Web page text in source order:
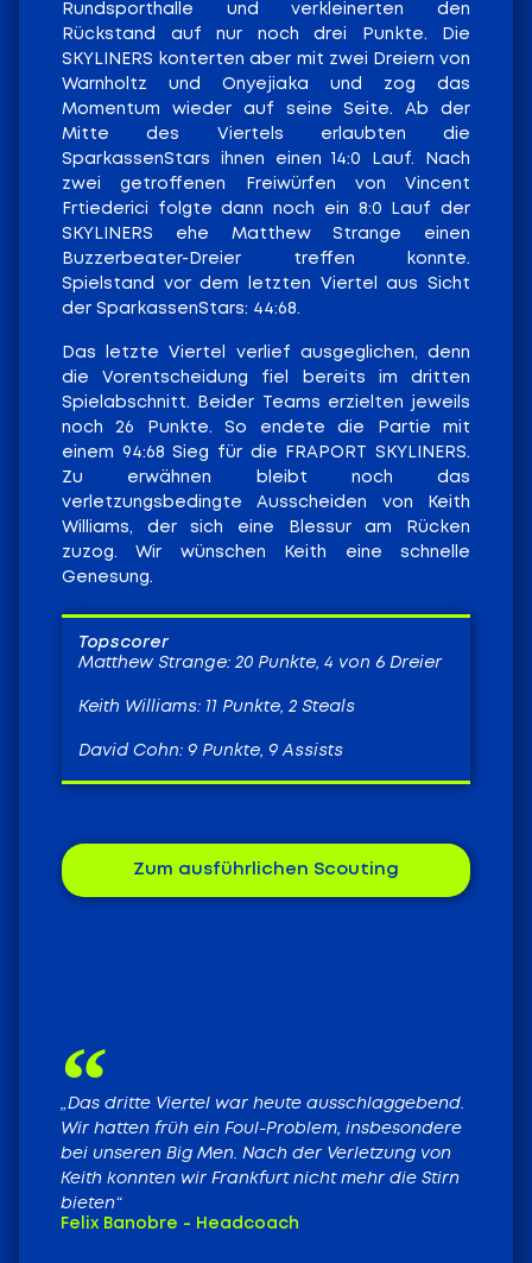
Rundsporthalle und verkleinerten den
Rückstand auf nur noch drei Punkte. Die
SKYLINERS konterten aber mit zwei Dreiern von
Warnholtz und Onyejiaka und zog das
Momentum wieder auf seine Seite. Ab der
Mitte des Viertels erlaubten die
SparkassenStars ihnen einen 14:0 Lauf. Nach
zwei getroffenen Freiwürfen von Vincent
Frtiederici folgte dann noch ein 8:0 Lauf der
SKYLINERS ehe Matthew Strange einen
Buzzerbeater-Dreier treffen konnte.
Spielstand vor dem letzten Viertel aus Sicht
der SparkassenStars: 44:68.
Das letzte Viertel verlief ausgeglichen, denn
die Vorentscheidung fiel bereits im dritten
Spielabschnitt. Beider Teams erzielten jeweils
noch 26 Punkte. So endete die Partie mit
einem 94:68 Sieg für die FRAPORT SKYLINERS.
Zu erwähnen bleibt noch das
verletzungsbedingte Ausscheiden von Keith
Williams, der sich eine Blessur am Rücken
zuzog. Wir wünschen Keith eine schnelle
Genesung.
Topscorer
Matthew Strange: 20 Punkte, 4 von 6 Dreier
Keith Williams: 11 Punkte, 2 Steals
David Cohn: 9 Punkte, 9 Assists
Zum ausführlichen Scouting
„Das dritte Viertel war heute ausschlaggebend.
Wir hatten früh ein Foul-Problem, insbesondere
bei unseren Big Men. Nach der Verletzung von
Keith konnten wir Frankfurt nicht mehr die Stirn
bieten“
Felix Banobre - Headcoach